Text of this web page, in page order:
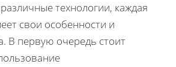
технологии, каждая
свои особенности и
В первую очередь стоит